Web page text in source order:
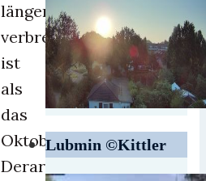
länger
verbreitet
ist
als
das
Oktoberfest.“
Derartigen
Lubmin ©Kittler